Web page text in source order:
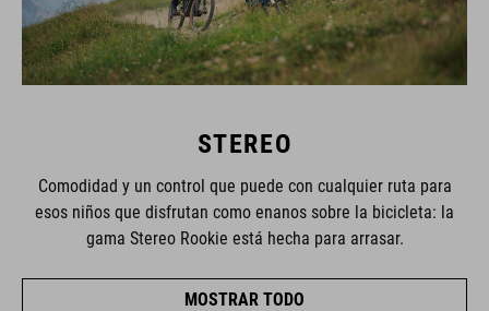
STEREO
Comodidad y un control que puede con cualquier ruta para
esos niños que disfrutan como enanos sobre la bicicleta: la
gama Stereo Rookie está hecha para arrasar.
MOSTRAR TODO